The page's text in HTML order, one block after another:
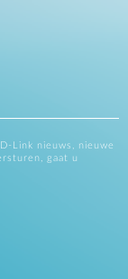
Link nieuws, nieuwe
gaat u